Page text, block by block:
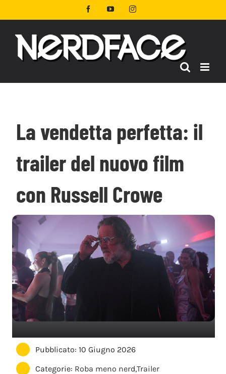
al
FacebookYouTubeInstagram
La vendetta perfetta: il
trailer del nuovo film
con Russell Crowe
Pubblicato: 10 Giugno 2026
Categorie: Roba meno nerd,Trailer